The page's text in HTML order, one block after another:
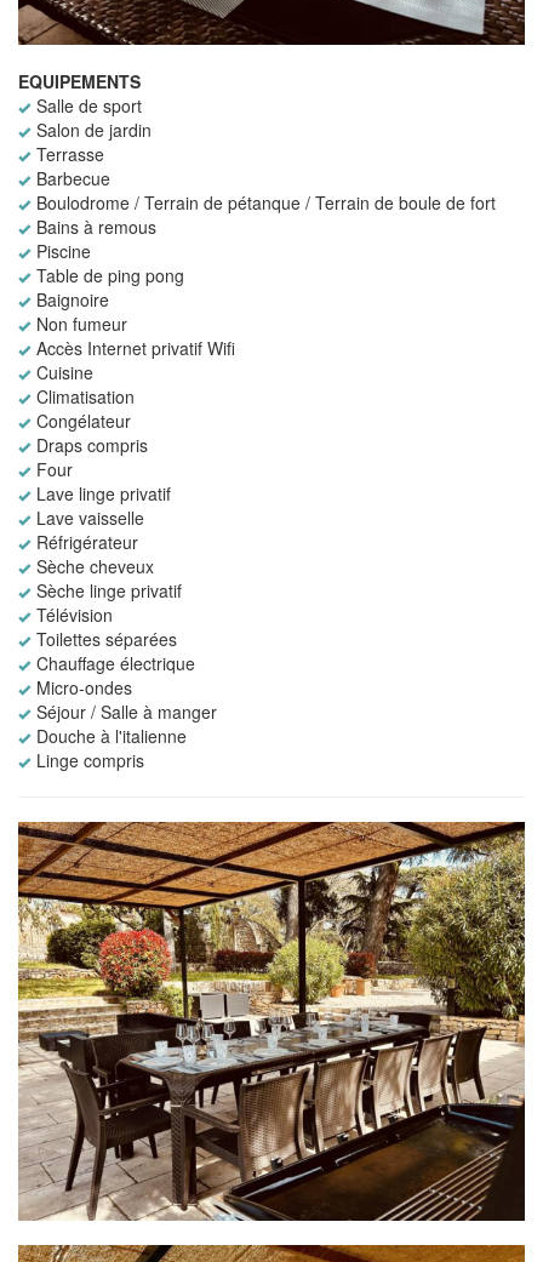
EQUIPEMENTS
Salle de sport
Salon de jardin
Terrasse
Barbecue
Boulodrome / Terrain de pétanque / Terrain de boule de fort
Bains à remous
Piscine
Table de ping pong
Baignoire
Non fumeur
Accès Internet privatif Wifi
Cuisine
Climatisation
Congélateur
Draps compris
Four
Lave linge privatif
Lave vaisselle
Réfrigérateur
Sèche cheveux
Sèche linge privatif
Télévision
Toilettes séparées
Chauffage électrique
Micro-ondes
Séjour / Salle à manger
Douche à l'italienne
Linge compris